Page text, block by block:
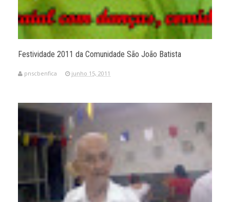
Festividade 2011 da Comunidade São João Batista
pnscbenfica junho 15, 2011